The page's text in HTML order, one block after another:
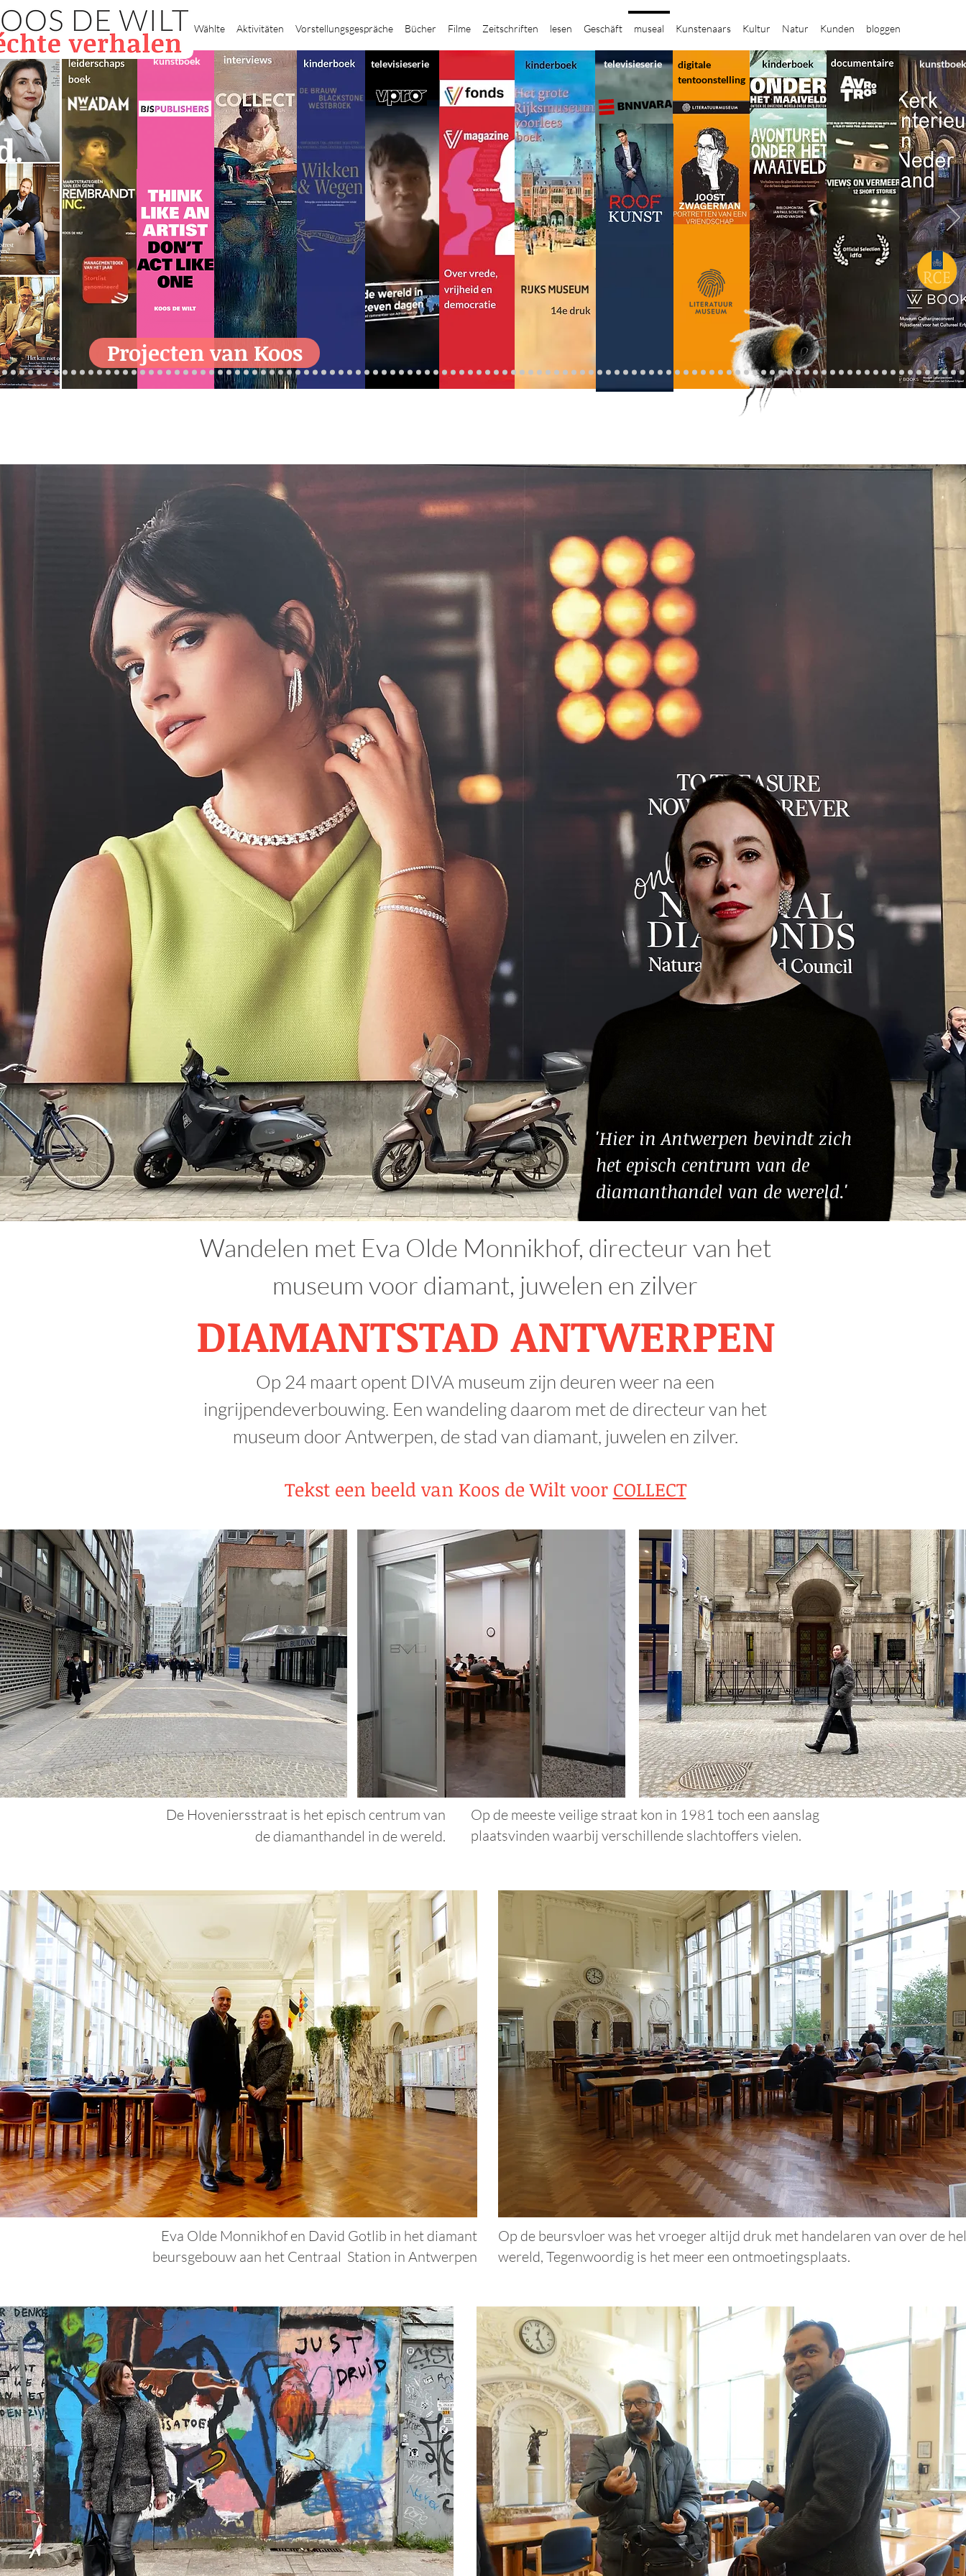
Heim Wählte Aktivitäten Vorstellungsgespräche Bücher Filme Zeitschriften lesen Geschäft museal Kunstenaars Kultur Natur Kunden bloggen
kunstboek televisieserie
Projecten van Koos
digitale
tentoonstelling
televisieserie kunstboek
'Hier in Antwerpen bevindt zich
het episch centrum van de
diamanthandel van de wereld.'
Wandelen met Eva Olde Monnikhof, directeur van het
museum voor diamant, juwelen en zilver
DIAMANTSTAD ANTWERPEN
Op 24 maart opent DIVA museum zijn deuren weer na een
ingrijpendeverbouwing. Een wandeling daarom met de directeur van het
museum door Antwerpen, de stad van diamant, juwelen en zilver.
Tekst een beeld van Koos de Wilt voor COLLECT
De Hoveniersstraat is het episch centrum van
de diamanthandel in de wereld.
Op de meeste veilige straat kon in 1981 toch een aanslag
plaatsvinden waarbij verschillende slachtoffers vielen.
Eva Olde Monnikhof en David Gotlib in het diamant
beursgebouw aan het Centraal Station in Antwerpen
Op de beursvloer was het vroeger altijd druk met handelaren van over de
wereld, Tegenwoordig is het meer een ontmoetingsplaats.